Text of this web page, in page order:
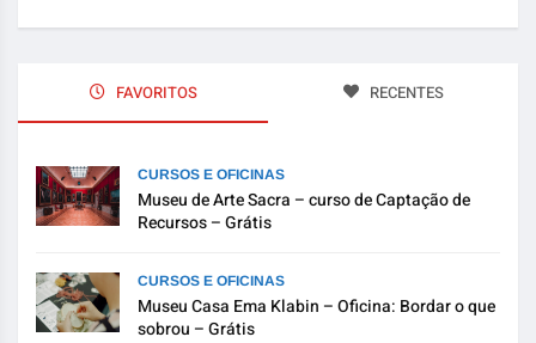
FAVORITOS RECENTES
CURSOS E OFICINAS
Museu de Arte Sacra – curso de Captação de
Recursos – Grátis
CURSOS E OFICINAS
Museu Casa Ema Klabin – Oficina: Bordar o que
sobrou – Grátis